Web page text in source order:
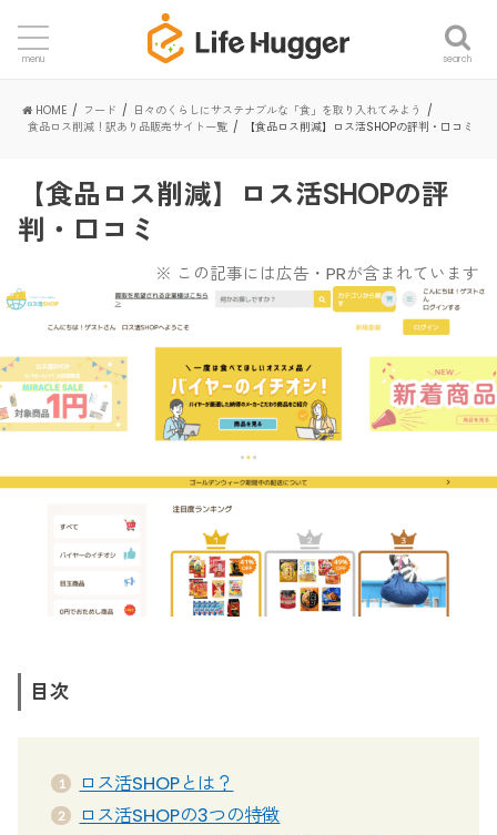
search
menu
HOME フード
日々のくらしにサステナブルな「食」を取り入れてみよう
食品ロス削減！訳あり品販売サイト一覧
【食品ロス削減】ロス活SHOPの評判・口コミ
【食品ロス削減】ロス活SHOPの評
判・口コミ
※ この記事には広告・PRが含まれています
目次
ロス活SHOPとは？
ロス活SHOPの3つの特徴